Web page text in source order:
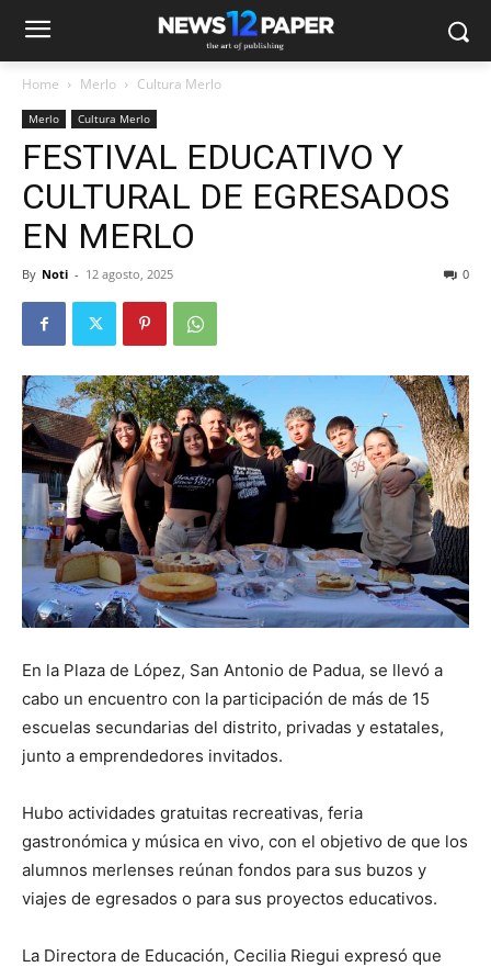
Home Merlo Cultura Merlo
Merlo Cultura Merlo
FESTIVAL EDUCATIVO Y
CULTURAL DE EGRESADOS
EN MERLO
By Noti - 12 agosto, 2025 0
En la Plaza de López, San Antonio de Padua, se llevó a
cabo un encuentro con la participación de más de 15
escuelas secundarias del distrito, privadas y estatales,
junto a emprendedores invitados.
Hubo actividades gratuitas recreativas, feria
gastronómica y música en vivo, con el objetivo de que los
alumnos merlenses reúnan fondos para sus buzos y
viajes de egresados o para sus proyectos educativos.
La Directora de Educación, Cecilia Riegui expresó que